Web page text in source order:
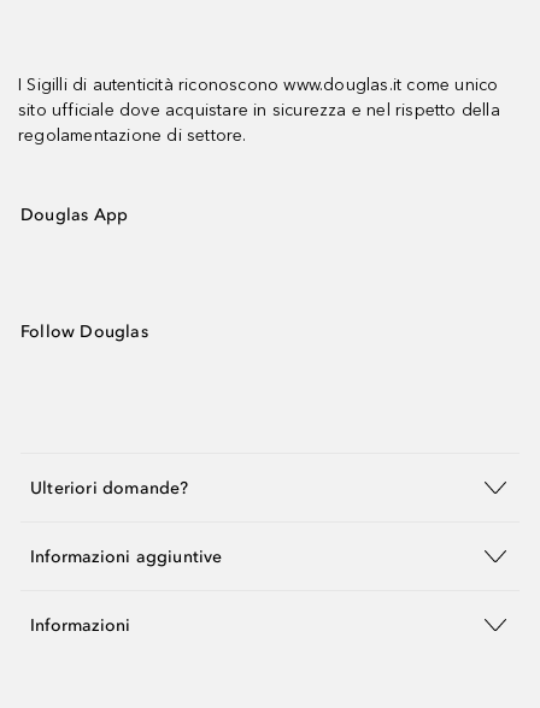
I Sigilli di autenticità riconoscono www.douglas.it come unico
sito ufficiale dove acquistare in sicurezza e nel rispetto della
regolamentazione di settore.
Douglas App
Follow Douglas
Ulteriori domande?
Informazioni aggiuntive
Informazioni